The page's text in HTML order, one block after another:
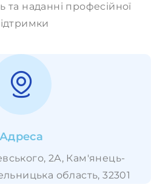
та наданні професійної
Адреса
2А, Кам'янець-
область, 32301